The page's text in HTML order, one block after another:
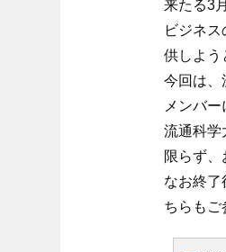
来たる3
ビジネ
供しよう
今回は、
メンバ
流通科学
限らず、
なお終了
ちらもご